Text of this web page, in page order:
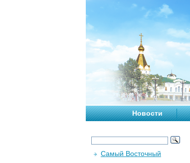
Новости
Самый Восточный